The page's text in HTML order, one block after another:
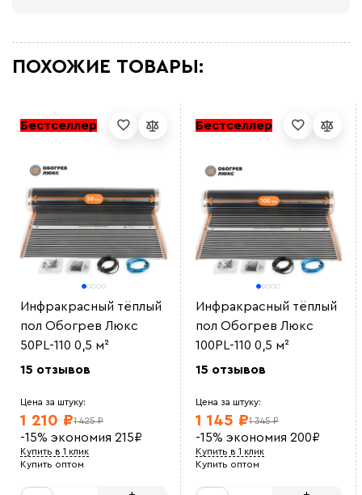
ПОХОЖИЕ ТОВАРЫ:
Бестселлер
Инфракрасный тёплый
пол Обогрев Люкс
50PL-110 0,5 м²
15 отзывов
Цена за штуку:
1 425 ₽
1 210 ₽
-15% экономия 215₽
Купить в 1 клик
Купить оптом
Бестселлер
Инфракрасный тёплый
пол Обогрев Люкс
100PL-110 0,5 м²
15 отзывов
Цена за штуку:
1 345 ₽
1 145 ₽
-15% экономия 200₽
Купить в 1 клик
Купить оптом